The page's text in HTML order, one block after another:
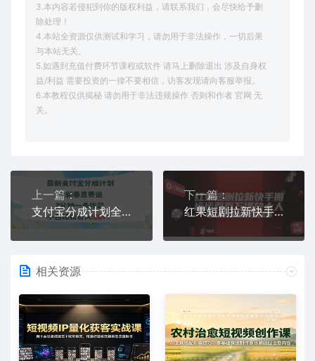
3.本内容若侵犯到你的版权利益，请联系我们，会尽快给予删
除处理！
4.本站全资源仅供测试和学习，请勿用于非法操作，一切后果
与本站无关。
5.如遇到充值付费环节课程或软件 请马上删除退出 涉及自身权
益/利益 需要投资的一律不要相信，访客发现请向客服举报。
6.本教程仅供揭秘 请勿用于非法违规操作 否则和作者 官网 无
关。
上一篇：
支付宝分成计划全新垂直赛道3分钟一条作品，小白轻松日入几张
下一篇：
红果短剧拉新快手搬运百万播放大佬实操全流程分享课
相关资源